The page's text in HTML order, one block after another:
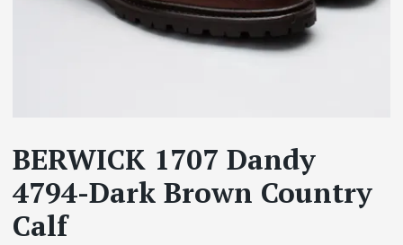
BERWICK 1707 Dandy
4794-Dark Brown Country
Calf